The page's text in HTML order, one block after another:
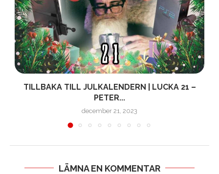
TILLBAKA TILL JULKALENDERN | LUCKA 21 –
PETER...
december 21, 2023
LÄMNA EN KOMMENTAR